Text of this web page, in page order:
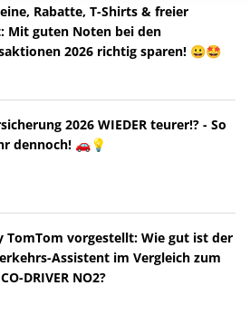
Rabatte, T-Shirts & freier
Mit guten Noten bei den
2026 richtig sparen! 😀🤩
2026 WIEDER teurer!? - So
dennoch! 🚗💡
TomTom vorgestellt: Wie gut ist der
Assistent im Vergleich zum
DRIVER NO2?